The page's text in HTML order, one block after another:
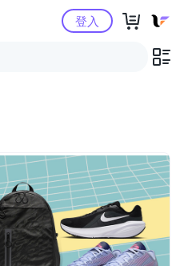
Yahoo購物中心登入